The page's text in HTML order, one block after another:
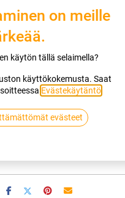
45R19 99T CONTINENTAL
Lisää
Vertaa Lisää toivelistalle
on meille
käytön tällä selaimella?
käyttökokemusta. Saat
Evästekäytäntö.
evästeet